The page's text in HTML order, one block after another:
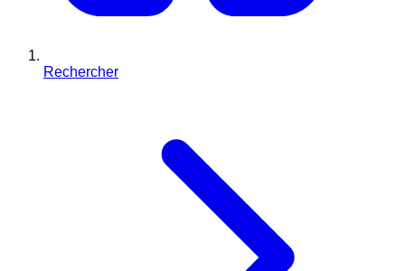
Rechercher